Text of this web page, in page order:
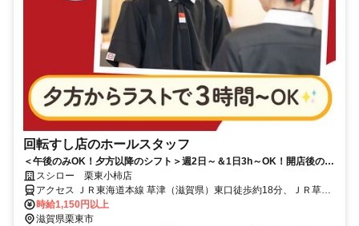
回転すし店のホールスタッフ
＜午後のみOK！夕方以降のシフト＞週2日～＆1日3h～OK！開店後の接
客メインのシンプルなお仕事
スシロー 栗東小柿店
アクセス ＪＲ東海道本線 草津（滋賀県）東口徒歩約18分、ＪＲ草津
線 草津（滋賀県）東口徒歩約18分、ＪＲ東海道本線 栗東東口徒歩約
27分
時給1,150円以上
滋賀県栗東市